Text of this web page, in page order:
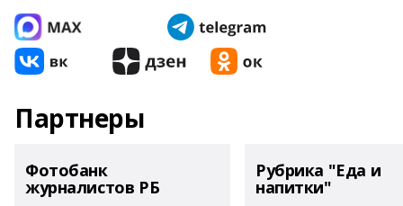
Партнеры
Фотобанк
журналистов РБ
Рубрика "Еда и
напитки"